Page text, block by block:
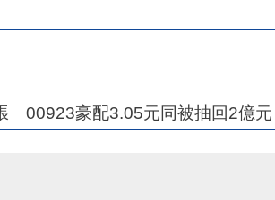
00923豪配3.05元同被抽回2億元